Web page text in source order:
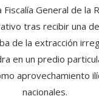
General de la
tras recibir una
de la extracción
en un predio
aprovechamiento
nacionales.